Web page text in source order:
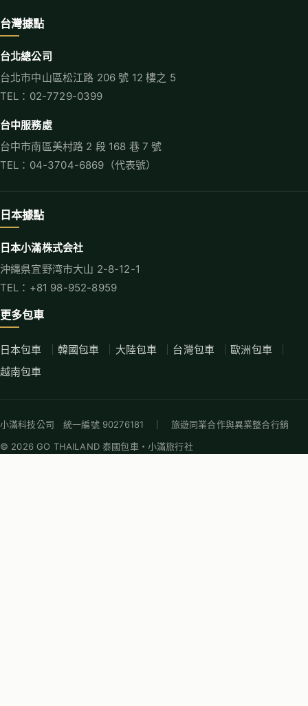
台灣據點
台北總公司
台北市中山區松江路 206 號 12 樓之 5
TEL：02-7729-0399
台中服務處
台中市南區美村路 2 段 168 巷 7 號
TEL：04-3704-6869（代表號）
日本據點
日本小滿株式会社
沖縄県宜野湾市大山 2-8-12-1
TEL：+81 98-952-8959
更多包車
日本包車 韓國包車 大陸包車 台灣包車
歐洲包車
越南包車
小滿科技公司 統一編號 90276181 ｜ 旅遊同業合作與異業整合行銷
© 2026 GO THAILAND 泰國包車・小滿旅行社